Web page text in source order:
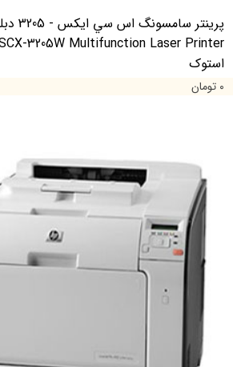
استوک
۰ تومان